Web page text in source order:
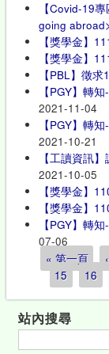
【Covid-19
going
【獎學金】
【獎學金】
【PBL】徵
【PGY】轉
2021-11-04
【PGY】轉
2021-10-21
【工讀資訊
2021-10-05
【獎學金】
【獎學金】
【PGY】轉
07-06
頁面« 第一頁
15
16
站內搜尋